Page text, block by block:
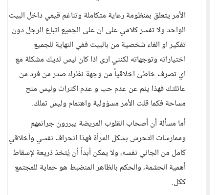
الأمر يتعلق بمنظومة رعاية متكاملة وتناغم قيمي داخل البيت
الواحد ولا تفسر كلامي على ان على الجميع اتباع الرجل دون
تفكير او الغاء شخصية من بالبيت ففي النهاية للجميع
اختياراته وتوجهاته لكنني ارى اذا كان ليس لديك مشكلة مع
اي تصرف خاطئ اخلاقياً من وجهة نظرك صدر من فرد من
عائلتك فهذا ينم عن عدم حب و عدم اكتراث وليس منح
مساحة فكما قلت الأمر مسؤولية واهتمام وليس تملك.
أما مسألة أن أصحاب القلوب المريضة يبررون جرائمهم
وممارسات التحرش بشكل المرأة فهذا انحراف نفسي وأخلاقي
كامل من الجاني نفسه، ولا يمكن أبداً أن يُتخذ ذريعة لإسقاط
أهمية الحشمة، والحكم بالظاهر المنضبط هو حماية للمجتمع
ككل.